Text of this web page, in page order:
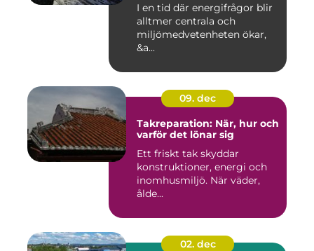
I en tid där energifrågor blir
alltmer centrala och
miljömedvetenheten ökar,
&a...
09. dec
Takreparation: När, hur och
varför det lönar sig
Ett friskt tak skyddar
konstruktioner, energi och
inomhusmiljö. När väder,
ålde...
02. dec